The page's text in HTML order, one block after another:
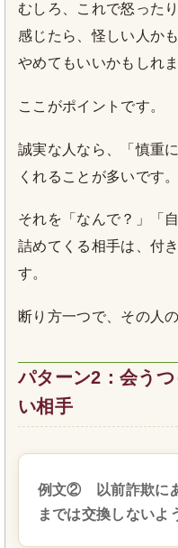
むしろ、これで怒った
感じたら、怪しい人か
やめてもいいかもしれま
ここがポイントです。
誠実な人なら、「慎重
くれることが多いです。
それを「なんで？」「
詰めてくる相手は、付
す。
断り方一つで、その人
パターン2：会う
い相手
例文② 以前詐欺に
までは交換しないよ